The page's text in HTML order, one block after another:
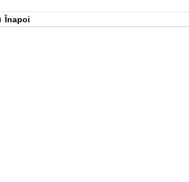
Înapoi